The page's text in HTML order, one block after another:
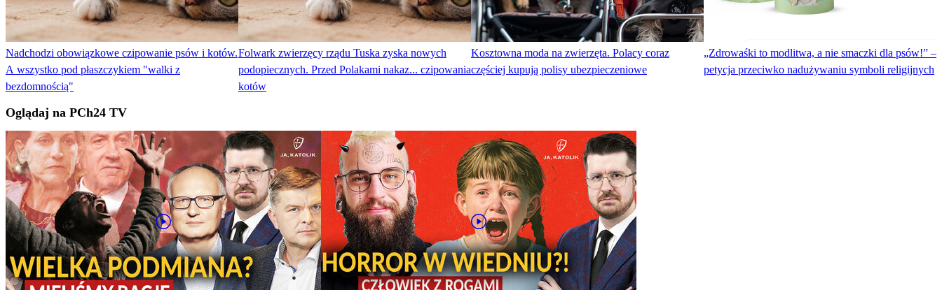
Nadchodzi obowiązkowe czipowanie psów i kotów.
A wszystko pod płaszczykiem "walki z
bezdomnością"
Folwark zwierzęcy rządu Tuska zyska nowych
podopiecznych. Przed Polakami nakaz... czipowania
kotów
Kosztowna moda na zwierzęta. Polacy coraz
częściej kupują polisy ubezpieczeniowe
„Zdrowaśki to modlitwa, a nie smaczki dla psów!” –
petycja przeciwko nadużywaniu symboli religijnych
Oglądaj na PCh24 TV